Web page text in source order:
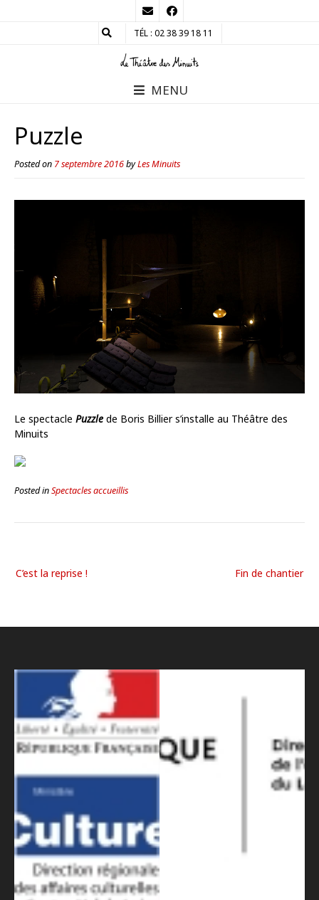
TÉL : 02 38 39 18 11
MENU
Puzzle
Posted on 7 septembre 2016byLes Minuits
Le spectacle Puzzle de Boris Billier s’installe au Théâtre des
Minuits
Posted inSpectacles accueillis
Fin de chantier
C’est la reprise !